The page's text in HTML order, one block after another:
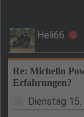
Heli66
Re: Michelin
Erfahrungen?
Beitrag
Dienstag